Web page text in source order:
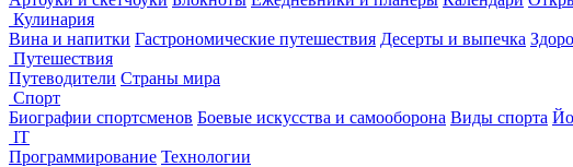
Кулинария
Вина и напитки Гастрономические путешествия Десерты и выпечка
Путешествия
Путеводители Страны мира
Спорт
Биографии спортсменов Боевые искусства и самооборона Виды спорта
IT
Программирование Технологии